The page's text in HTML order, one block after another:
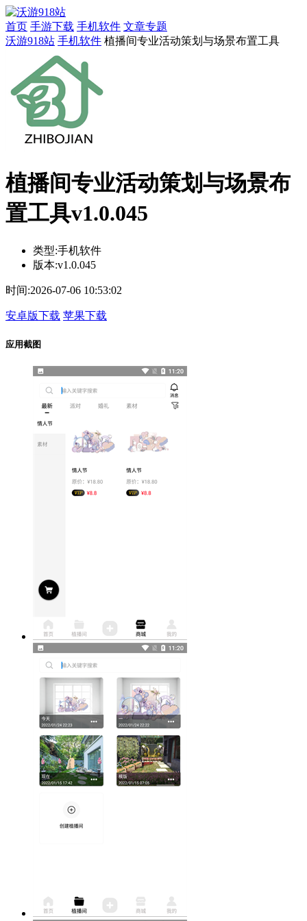
首页 手游下载 手机软件 文章专题
沃游918站 手机软件 植播间专业活动策划与场景布置工具
植播间专业活动策划与场景布
置工具v1.0.045
类型:手机软件
版本:v1.0.045
时间:2026-07-06 10:53:02
安卓版下载 苹果下载
应用截图